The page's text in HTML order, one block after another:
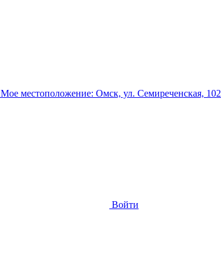
Мое местоположение: Омск, ул. Семиреченская, 102
Войти